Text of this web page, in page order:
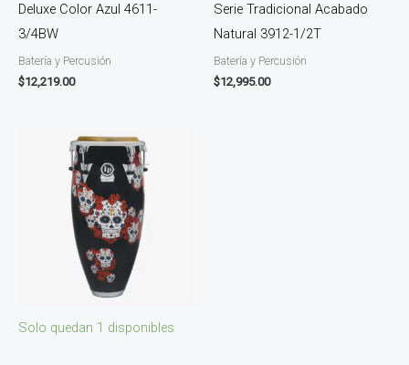
Deluxe Color Azul 4611-
3/4BW
Batería y Percusión
$12,219.00
Serie Tradicional Acabado
Natural 3912-1/2T
Batería y Percusión
$12,995.00
Solo quedan 1 disponibles